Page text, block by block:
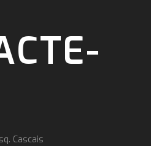
Cascais